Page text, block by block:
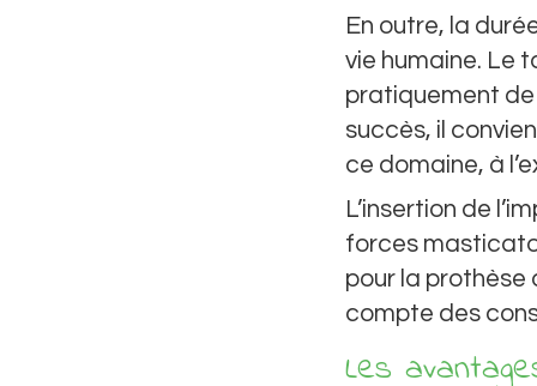
En outre, la
vie humaine. Le
pratiquement de
succès, il
ce domaine, à
L’insertion de
forces
pour la prothèse
compte des
Les